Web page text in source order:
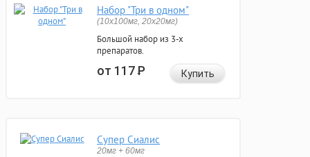
Набор "Три в одном"
(10x100мг, 20x20мг)
Большой набор из 3-х
препаратов.
от 117Р Купить
Супер Сиалис
20мг + 60мг